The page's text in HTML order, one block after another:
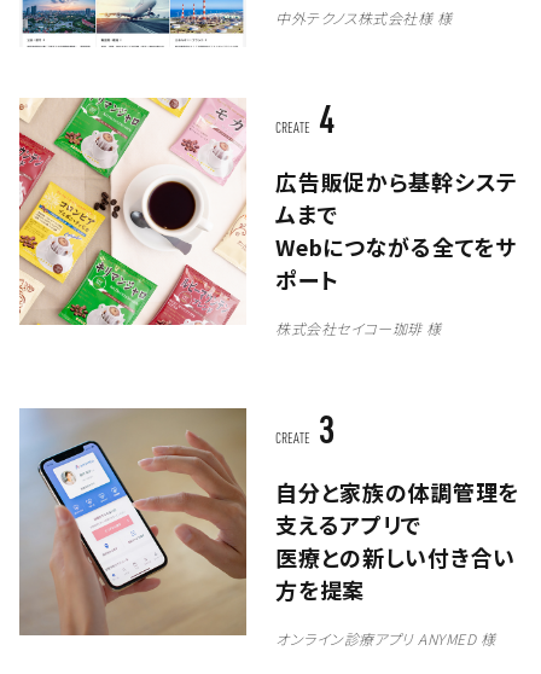
中外テクノス株式会社様 様
CREATE 4
株式会社セイコー珈琲 様
広告販促から基幹システ
ムまで
Webにつながる全てをサ
ポート
CREATE 3
オンライン診療アプリ ANYMED 様
自分と家族の体調管理を
支えるアプリで
医療との新しい付き合い
方を提案